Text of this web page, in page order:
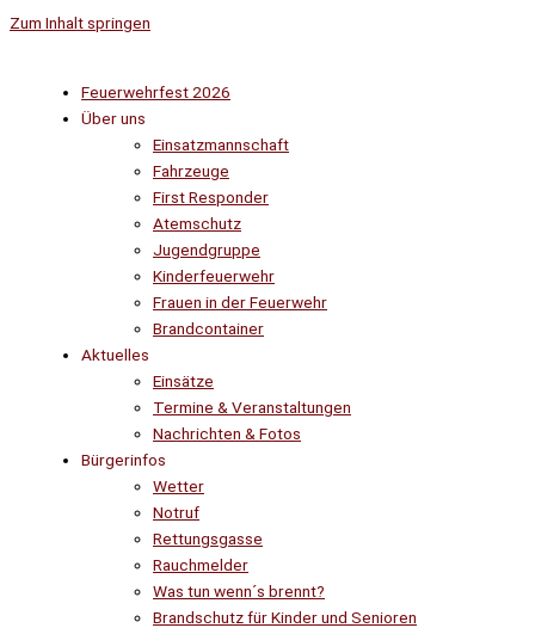
Zum Inhalt springen
Feuerwehrfest 2026
Über uns
Einsatzmannschaft
Fahrzeuge
First Responder
Atemschutz
Jugendgruppe
Kinderfeuerwehr
Frauen in der Feuerwehr
Brandcontainer
Aktuelles
Einsätze
Termine & Veranstaltungen
Nachrichten & Fotos
Bürgerinfos
Wetter
Notruf
Rettungsgasse
Rauchmelder
Was tun wenn´s brennt?
Brandschutz für Kinder und Senioren